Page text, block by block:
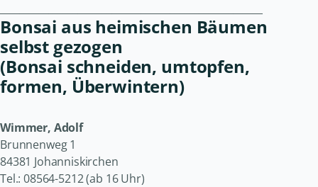
Bonsai aus heimischen Bäumen
selbst gezogen
(Bonsai schneiden, umtopfen,
formen, Überwintern)
Wimmer, Adolf
Brunnenweg 1
84381 Johanniskirchen
Tel.: 08564-5212 (ab 16 Uhr)